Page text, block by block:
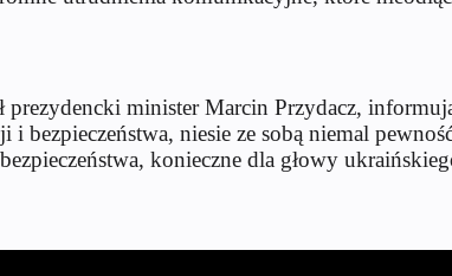
prezydencki minister Marcin Przydacz,
bezpieczeństwa, niesie ze sobą niemal
konieczne dla głowy